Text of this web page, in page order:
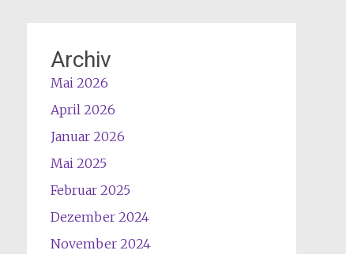
Archiv
Mai 2026
April 2026
Januar 2026
Mai 2025
Februar 2025
Dezember 2024
November 2024